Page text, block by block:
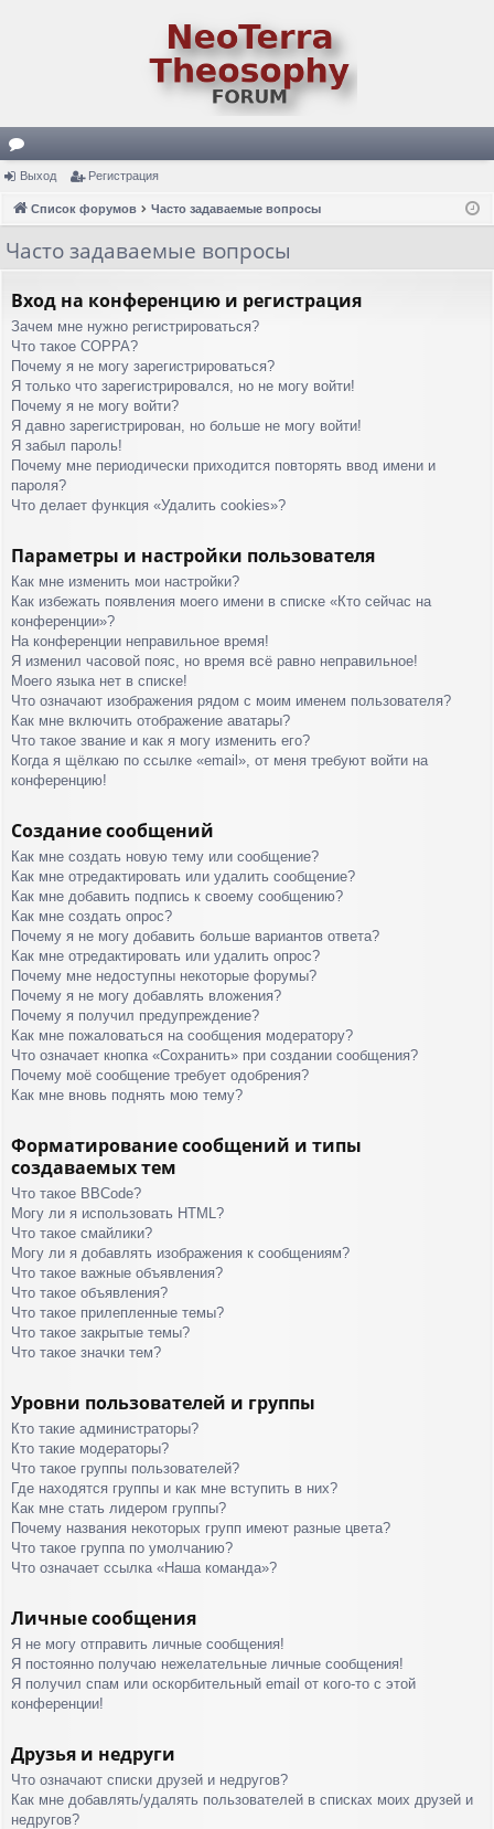
ор
ум
ы
Выход Регистрация
Список форумов Часто задаваемые вопросы
Часто задаваемые вопросы
Вход на конференцию и регистрация
Зачем мне нужно регистрироваться?
Что такое COPPA?
Почему я не могу зарегистрироваться?
Я только что зарегистрировался, но не могу войти!
Почему я не могу войти?
Я давно зарегистрирован, но больше не могу войти!
Я забыл пароль!
Почему мне периодически приходится повторять ввод имени и
пароля?
Что делает функция «Удалить cookies»?
Параметры и настройки пользователя
Как мне изменить мои настройки?
Как избежать появления моего имени в списке «Кто сейчас на
конференции»?
На конференции неправильное время!
Я изменил часовой пояс, но время всё равно неправильное!
Моего языка нет в списке!
Что означают изображения рядом с моим именем пользователя?
Как мне включить отображение аватары?
Что такое звание и как я могу изменить его?
Когда я щёлкаю по ссылке «email», от меня требуют войти на
конференцию!
Создание сообщений
Как мне создать новую тему или сообщение?
Как мне отредактировать или удалить сообщение?
Как мне добавить подпись к своему сообщению?
Как мне создать опрос?
Почему я не могу добавить больше вариантов ответа?
Как мне отредактировать или удалить опрос?
Почему мне недоступны некоторые форумы?
Почему я не могу добавлять вложения?
Почему я получил предупреждение?
Как мне пожаловаться на сообщения модератору?
Что означает кнопка «Сохранить» при создании сообщения?
Почему моё сообщение требует одобрения?
Как мне вновь поднять мою тему?
Форматирование сообщений и типы
создаваемых тем
Что такое BBCode?
Могу ли я использовать HTML?
Что такое смайлики?
Могу ли я добавлять изображения к сообщениям?
Что такое важные объявления?
Что такое объявления?
Что такое прилепленные темы?
Что такое закрытые темы?
Что такое значки тем?
Уровни пользователей и группы
Кто такие администраторы?
Кто такие модераторы?
Что такое группы пользователей?
Где находятся группы и как мне вступить в них?
Как мне стать лидером группы?
Почему названия некоторых групп имеют разные цвета?
Что такое группа по умолчанию?
Что означает ссылка «Наша команда»?
Личные сообщения
Я не могу отправить личные сообщения!
Я постоянно получаю нежелательные личные сообщения!
Я получил спам или оскорбительный email от кого-то с этой
конференции!
Друзья и недруги
Что означают списки друзей и недругов?
Как мне добавлять/удалять пользователей в списках моих друзей и
недругов?